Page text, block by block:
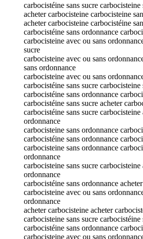
carbocistéine sans sucre carbocisteine
acheter carbocisteine carbocisteine
acheter carbocisteine carbocistéine
carbocistéine sans ordonnance
carbocisteine avec ou sans
sucre
carbocisteine avec ou sans
sans ordonnance
carbocisteine avec ou sans
carbocistéine sans sucre carbocisteine
carbocistéine sans ordonnance
carbocistéine sans sucre acheter
carbocistéine sans sucre carbocisteine
ordonnance
carbocisteine sans ordonnance
carbocistéine sans ordonnance
carbocisteine sans ordonnance
ordonnance
carbocisteine sans sucre carbocisteine
ordonnance
carbocistéine sans ordonnance
carbocisteine avec ou sans
ordonnance
acheter carbocisteine acheter
carbocisteine sans sucre carbocistéine
carbocistéine sans ordonnance
carbocisteine avec ou sans